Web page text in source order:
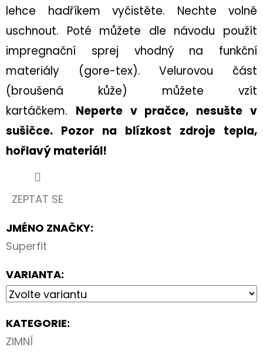
lehce hadříkem vyčistěte. Nechte volně
uschnout. Poté můžete dle návodu použít
impregnační sprej vhodný na funkční
materiály (gore-tex).Velurovou část
(broušená kůže) můžete vzít
kartáčkem. Neperte v pračce, nesušte v
sušičce. Pozor na blízkost zdroje tepla,
hořlavý materiál!
ZEPTAT SE
JMÉNO ZNAČKY:
Superfit
VARIANTA:
KATEGORIE:
ZIMNÍ